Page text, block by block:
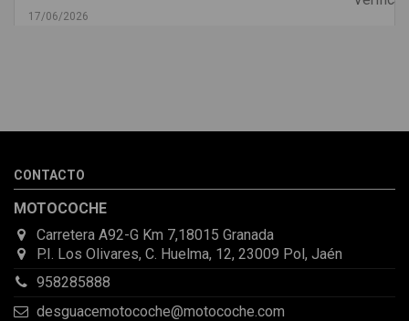
17/06/2026
la pieza llegó correcta y bien embalada, además de llegarme 2
CONTACTO
MOTOCOCHE
Carretera A92-G Km 7,18015 Granada
P.I. Los Olivares, C. Huelma, 12, 23009 Pol, Jaén
958285888
desguacemotocoche@motocoche.com